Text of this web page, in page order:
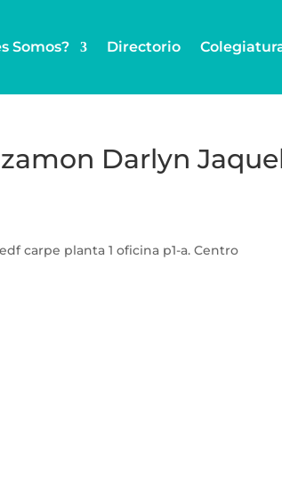
Somos? Directorio
Darlyn
carpe planta 1 oficina p1-a. Centro